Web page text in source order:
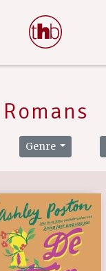
Romans
Genre